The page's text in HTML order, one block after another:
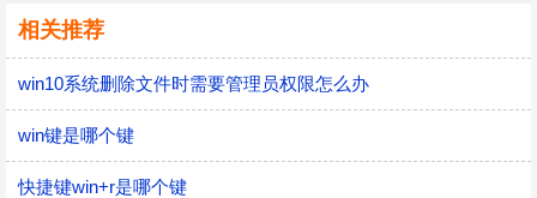
相关推荐
win10系统删除文件时需要管理员权限怎么办
win键是哪个键
快捷键win+r是哪个键